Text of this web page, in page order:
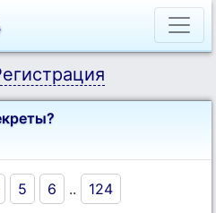
5 6 .. 124